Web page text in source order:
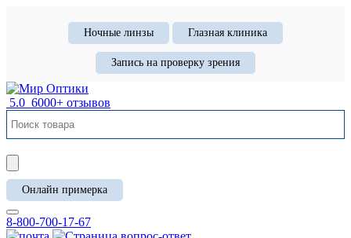
Ночные линзы Глазная клиника
Запись на проверку зрения
5.0 6000+ отзывов
Онлайн примерка
8-800-700-17-67